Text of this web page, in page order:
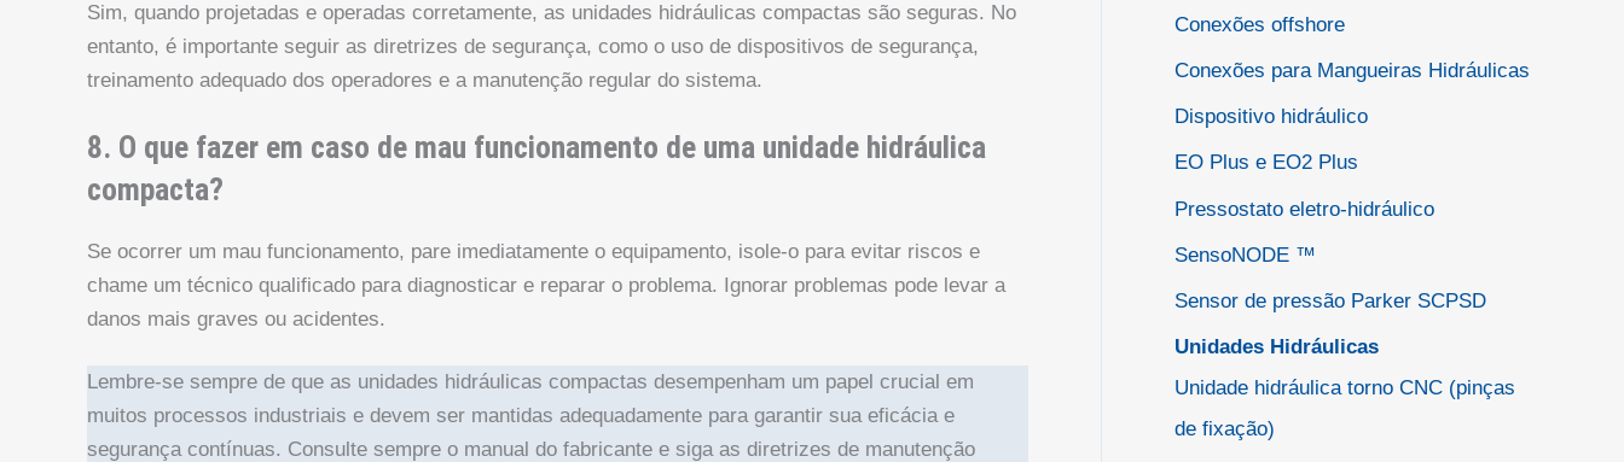
Sim, quando projetadas e operadas corretamente, as unidades hidráulicas compactas são seguras. No
entanto, é importante seguir as diretrizes de segurança, como o uso de dispositivos de segurança,
treinamento adequado dos operadores e a manutenção regular do sistema.
8. O que fazer em caso de mau funcionamento de uma unidade hidráulica
compacta?
Se ocorrer um mau funcionamento, pare imediatamente o equipamento, isole-o para evitar riscos e
chame um técnico qualificado para diagnosticar e reparar o problema. Ignorar problemas pode levar a
danos mais graves ou acidentes.
Lembre-se sempre de que as unidades hidráulicas compactas desempenham um papel crucial em
muitos processos industriais e devem ser mantidas adequadamente para garantir sua eficácia e
segurança contínuas. Consulte sempre o manual do fabricante e siga as diretrizes de manutenção
Conexões offshore
Conexões para Mangueiras Hidráulicas
Dispositivo hidráulico
EO Plus e EO2 Plus
Pressostato eletro-hidráulico
SensoNODE ™
Sensor de pressão Parker SCPSD
Unidades Hidráulicas
Unidade hidráulica torno CNC (pinças
de fixação)